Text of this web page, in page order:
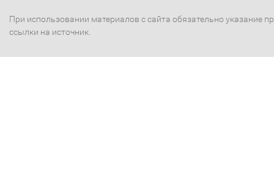
При использовании материалов с сайта обязательно указание
ссылки на источник.